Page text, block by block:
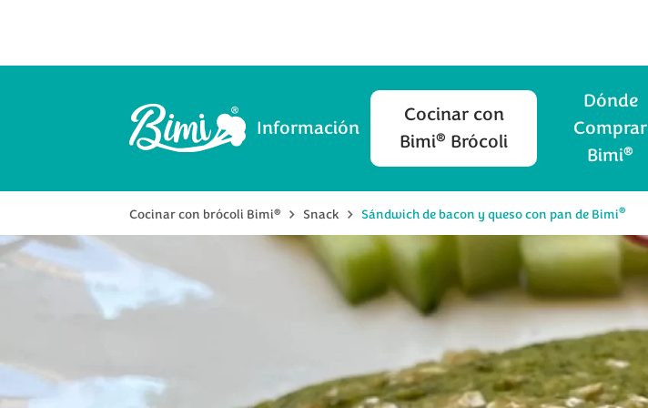
Información
Cocinar con
Bimi® Brócoli
Dónde
Comprar
Bimi®
Cocinar con brócoli Bimi® Snack Sándwich de bacon y queso con pan de Bimi®